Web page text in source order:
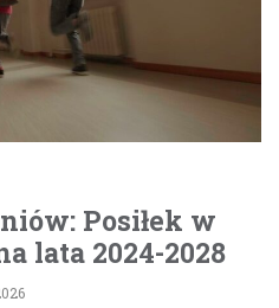
Posiłek w
lata 2024-2028